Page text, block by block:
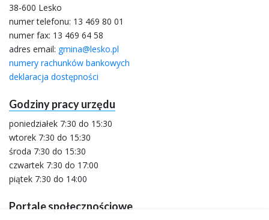
38-600 Lesko
numer telefonu: 13 469 80 01
numer fax: 13 469 64 58
adres email: gmina@lesko.pl
numery rachunków bankowych
deklaracja dostępności
Godziny pracy urzędu
poniedziałek 7:30 do 15:30
wtorek 7:30 do 15:30
środa 7:30 do 15:30
czwartek 7:30 do 17:00
piątek 7:30 do 14:00
Portale społecznościowe